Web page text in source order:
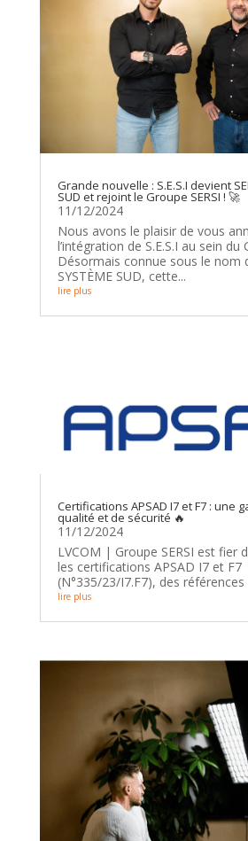
Grande nouvelle : S.E.S.I devient
SUD et rejoint le Groupe SERSI ! 🚀
11/12/2024
Nous avons le plaisir de vous
l’intégration de S.E.S.I au sein du
Désormais connue sous le nom
SYSTÈME SUD, cette...
lire plus
Certifications APSAD I7 et F7 : une
qualité et de sécurité 🔥
11/12/2024
LVCOM | Groupe SERSI est fier
les certifications APSAD I7 et F7
(N°335/23/I7.F7), des références
lire plus